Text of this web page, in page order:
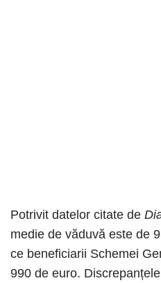
Potrivit datelor citate de
medie de văduvă este de
ce beneficiarii Schemei
990 de euro.